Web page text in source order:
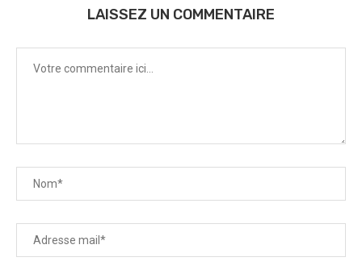
LAISSEZ UN COMMENTAIRE